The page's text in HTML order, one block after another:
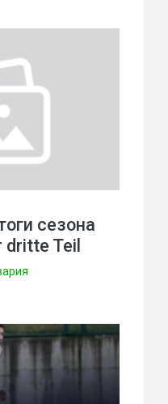
сезона
dritte Teil